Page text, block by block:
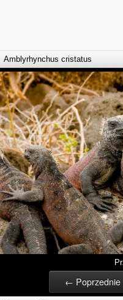
Amblyrhynchus cristatus
← Poprzednie